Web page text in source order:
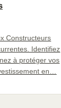
Constructeurs
Identifiez
à protéger vos
en…